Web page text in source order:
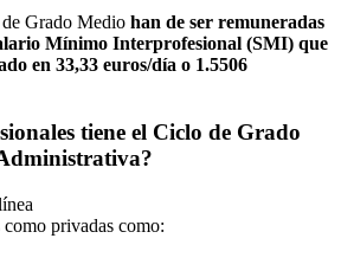
Grado Medio han de ser remuneradas
Mínimo Interprofesional (SMI) que
en 33,33 euros/día o 1.5506
tiene el Ciclo de Grado
privadas como: